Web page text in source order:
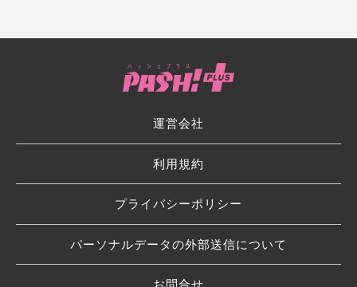
運営会社
利用規約
プライバシーポリシー
パーソナルデータの外部送信について